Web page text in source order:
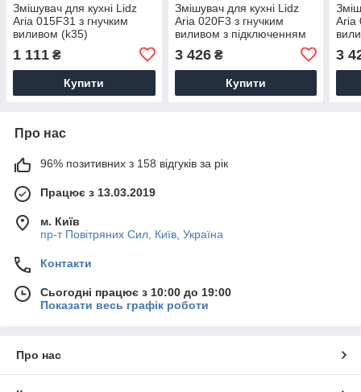
Змішувач для кухні Lidz
Aria 015F31 з гнучким
виливом (k35)
LDARI015F31WNK36981
White / Nickel
1 111 ₴
Купити
Змішувач для кухні Lidz
Aria 020F3 з гнучким
виливом з підключенням
LDARI020F3BNK37647
Black / Nickel
3 426₴
Купити
Aria
3
Про нас
96% позитивних з 158 відгуків за рік
Працює з 13.03.2019
м. Київ
пр-т Повiтряних Сил, Київ, Україна
Контакти
Сьогодні працює з 10:00 до 19:00
Показати весь графік роботи
Про нас